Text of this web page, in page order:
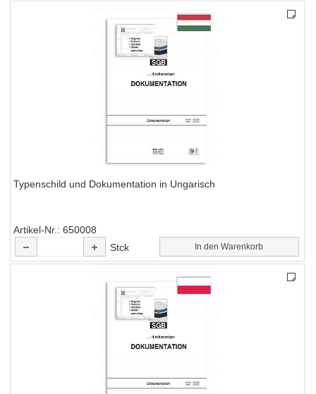
Typenschild und Dokumentation in Ungarisch
Artikel-Nr. 650008
Stck
In den Warenkorb